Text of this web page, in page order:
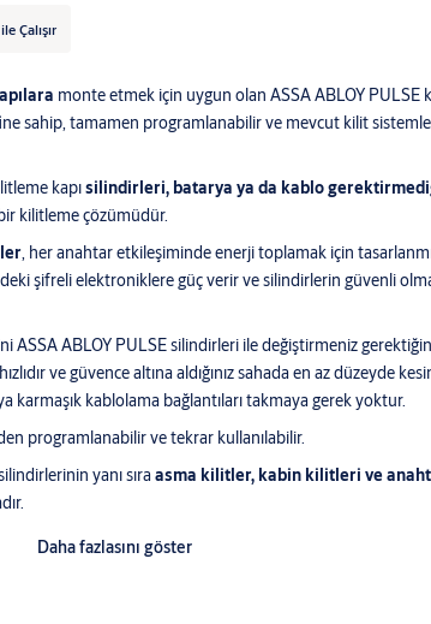
Çalışır
monte etmek için uygun olan ASSA ABLOY PULSE
ne sahip, tamamen programlanabilir ve mevcut kilit
kapısilindirleri, batarya ya da kablo
kilitleme çözümüdür.
, her anahtar etkileşiminde enerji toplamak için
şifreli elektroniklere güç verir ve silindirlerin güvenli
ASSA ABLOY PULSE silindirleri ile değiştirmeniz
ve güvence altına aldığınız sahada en az düzeyde
karmaşık kablolama bağlantıları takmaya gerek yoktur.
programlanabilir ve tekrar kullanılabilir.
yanı sıraasma kilitler, kabin kilitleri ve
Daha fazlasını göster